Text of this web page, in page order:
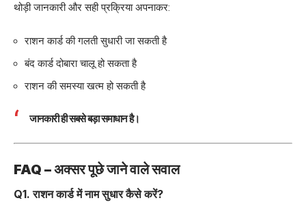
थोड़ी जानकारी और सही प्रक्रिया अपनाकर:
राशन कार्ड की गलती सुधारी जा सकती है
बंद कार्ड दोबारा चालू हो सकता है
राशन की समस्या खत्म हो सकती है
जानकारी ही सबसे बड़ा समाधान है।
FAQ – अक्सर पूछे जाने वाले सवाल
Q1. राशन कार्ड में नाम सुधार कैसे करें?